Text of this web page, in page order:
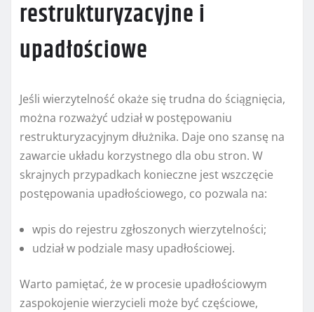
restrukturyzacyjne i
upadłościowe
Jeśli wierzytelność okaże się trudna do ściągnięcia,
można rozważyć udział w postępowaniu
restrukturyzacyjnym dłużnika. Daje ono szansę na
zawarcie układu korzystnego dla obu stron. W
skrajnych przypadkach konieczne jest wszczęcie
postępowania upadłościowego, co pozwala na:
wpis do rejestru zgłoszonych wierzytelności;
udział w podziale masy upadłościowej.
Warto pamiętać, że w procesie upadłościowym
zaspokojenie wierzycieli może być częściowe,